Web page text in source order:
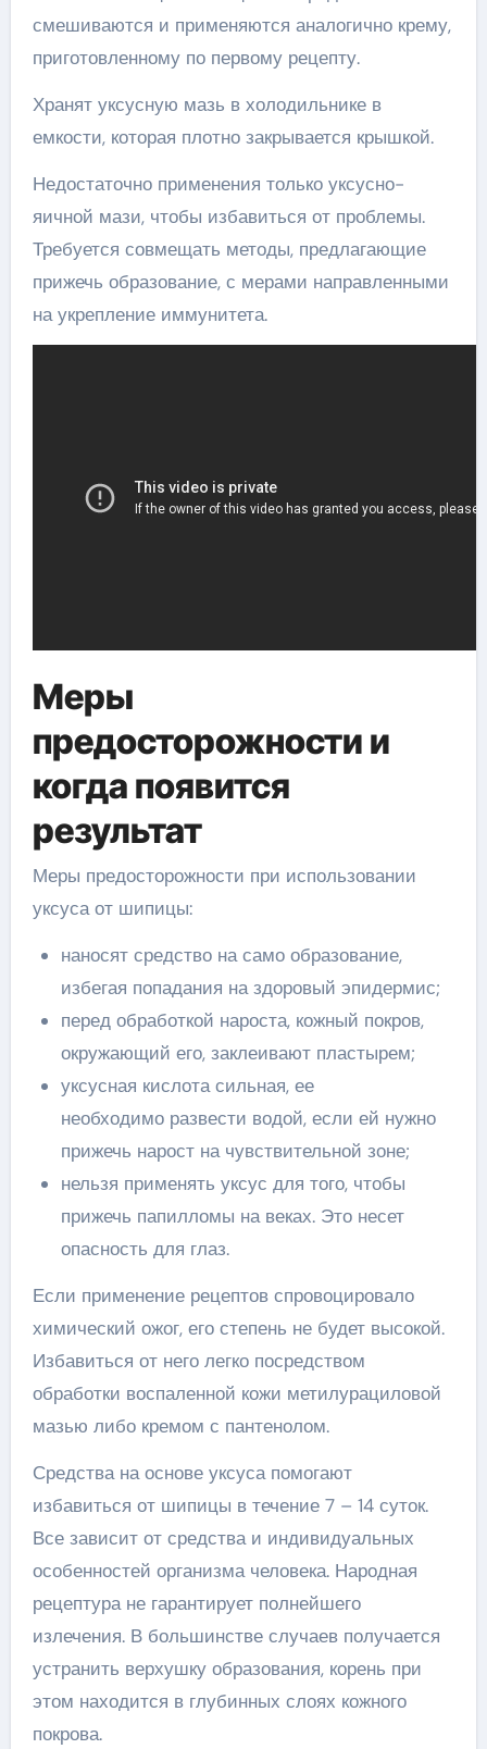
смешиваются и применяются аналогично крему,
приготовленному по первому рецепту.
Хранят уксусную мазь в холодильнике в
емкости, которая плотно закрывается крышкой.
Недостаточно применения только уксусно-
яичной мази, чтобы избавиться от проблемы.
Требуется совмещать методы, предлагающие
прижечь образование, с мерами направленными
на укрепление иммунитета.
Меры
предосторожности и
когда появится
результат
Меры предосторожности при использовании
уксуса от шипицы:
наносят средство на само образование,
избегая попадания на здоровый эпидермис;
перед обработкой нароста, кожный покров,
окружающий его, заклеивают пластырем;
уксусная кислота сильная, ее
необходимо развести водой, если ей нужно
прижечь нарост на чувствительной зоне;
нельзя применять уксус для того, чтобы
прижечь папилломы на веках. Это несет
опасность для глаз.
Если применение рецептов спровоцировало
химический ожог, его степень не будет высокой.
Избавиться от него легко посредством
обработки воспаленной кожи метилурациловой
мазью либо кремом с пантенолом.
Средства на основе уксуса помогают
избавиться от шипицы в течение 7 – 14 суток.
Все зависит от средства и индивидуальных
особенностей организма человека. Народная
рецептура не гарантирует полнейшего
излечения. В большинстве случаев получается
устранить верхушку образования, корень при
этом находится в глубинных слоях кожного
покрова.